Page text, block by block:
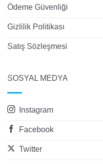
Ödeme Güvenliği
Gizlilik Politikası
Satış Sözleşmesi
SOSYAL MEDYA
Instagram
Facebook
Twitter